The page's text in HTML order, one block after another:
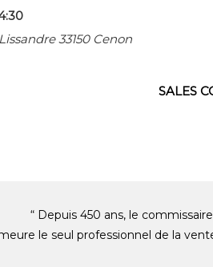
33150 Cenon
SALES
“ Depuis 450 ans, le
le seul professionnel de la